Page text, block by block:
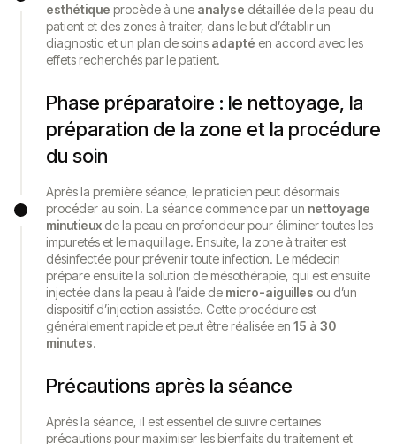
esthétique procède à une analyse détaillée de la peau du
patient et des zones à traiter, dans le but d’établir un
diagnostic et un plan de soins adapté en accord avec les
effets recherchés par le patient.
Phase préparatoire : le nettoyage, la
préparation de la zone et la procédure
du soin
Après la première séance, le praticien peut désormais
procéder au soin. La séance commence par un nettoyage
minutieuxde la peau en profondeur pour éliminer toutes les
impuretés et le maquillage. Ensuite, la zone à traiter est
désinfectée pour prévenir toute infection. Le médecin
prépare ensuite la solution de mésothérapie, qui est ensuite
injectée dans la peau à l’aide de micro-aiguilles ou d’un
dispositif d’injection assistée. Cette procédure est
généralement rapide et peut être réalisée en 15 à 30
minutes.
Précautions après la séance
Après la séance, il est essentiel de suivre certaines
précautions pour maximiser les bienfaits du traitement et